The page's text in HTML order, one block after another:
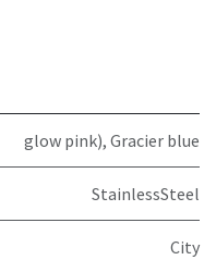
glow pink), Gracier blue
StainlessSteel
City